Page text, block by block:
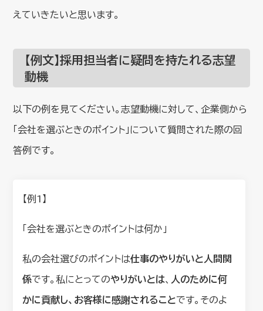
えていきたいと思います。
【例文】採用担当者に疑問を持たれる志望
動機
以下の例を見てください。志望動機に対して、企業側から
「会社を選ぶときのポイント」について質問された際の回
答例です。
【例1】
「会社を選ぶときのポイントは何か」
私の会社選びのポイントは仕事のやりがいと人間関
係です。私にとってのやりがいとは、 人のために何
かに貢献し、お客様に感謝されることです。そのよ